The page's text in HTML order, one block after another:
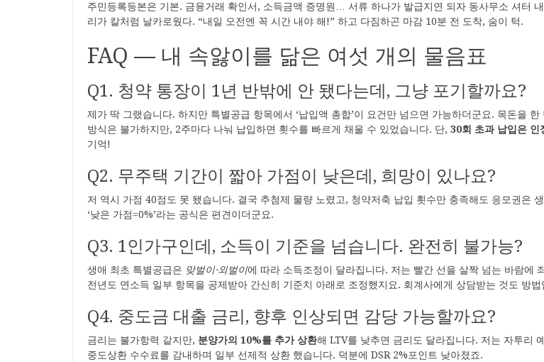
주민등록등본은 기본. 금융거래 확인서, 소득금액 증명원… 서류 하나가 발급지연 되자 동사무소 셔터
리가 칼처럼 날카로웠다. “내일 오전엔 꼭 시간 내야 해!” 하고 다짐하곤 마감 10분 전 도착, 숨이 턱.
FAQ ― 내 속앓이를 닮은 여섯 개의 물음표
Q1. 청약 통장이 1년 반밖에 안 됐다는데, 그냥 포기할까요?
제가 딱 그랬습니다. 하지만 특별공급 항목에서 ‘납입액 총합’이 요건만 넘으면 가능하더군요. 목돈을 한
방식은 불가하지만, 2주마다 나눠 납입하면 횟수를 빠르게 채울 수 있었습니다. 단, 30회 초과 납입은 인
기억!
Q2. 무주택 기간이 짧아 가점이 낮은데, 희망이 있나요?
저 역시 가점 40점도 못 됐습니다. 결국 추첨제 물량 노렸고, 청약저축 납입 횟수만 충족해도 응모권은
‘낮은 가점=0%’라는 공식은 편견이더군요.
Q3. 1인가구인데, 소득이 기준을 넘습니다. 완전히 불가능?
생애 최초 특별공급은 맞벌이·외벌이에 따라 소득조정이 달라집니다. 저는 빨간 선을 살짝 넘는 바람에
전년도 연소득 일부 항목을 공제받아 간신히 기준치 아래로 조정했지요. 회계사에게 상담받는 것도 방법
Q4. 중도금 대출 금리, 향후 인상되면 감당 가능할까요?
금리는 불가항력 같지만, 분양가의 10%를 추가 상환해 LTV를 낮추면 금리도 달라집니다. 저는 자투리
중도상환 수수료를 감내하며 일부 선제적 상환 했습니다. 덕분에 DSR 2%포인트 낮아졌죠.